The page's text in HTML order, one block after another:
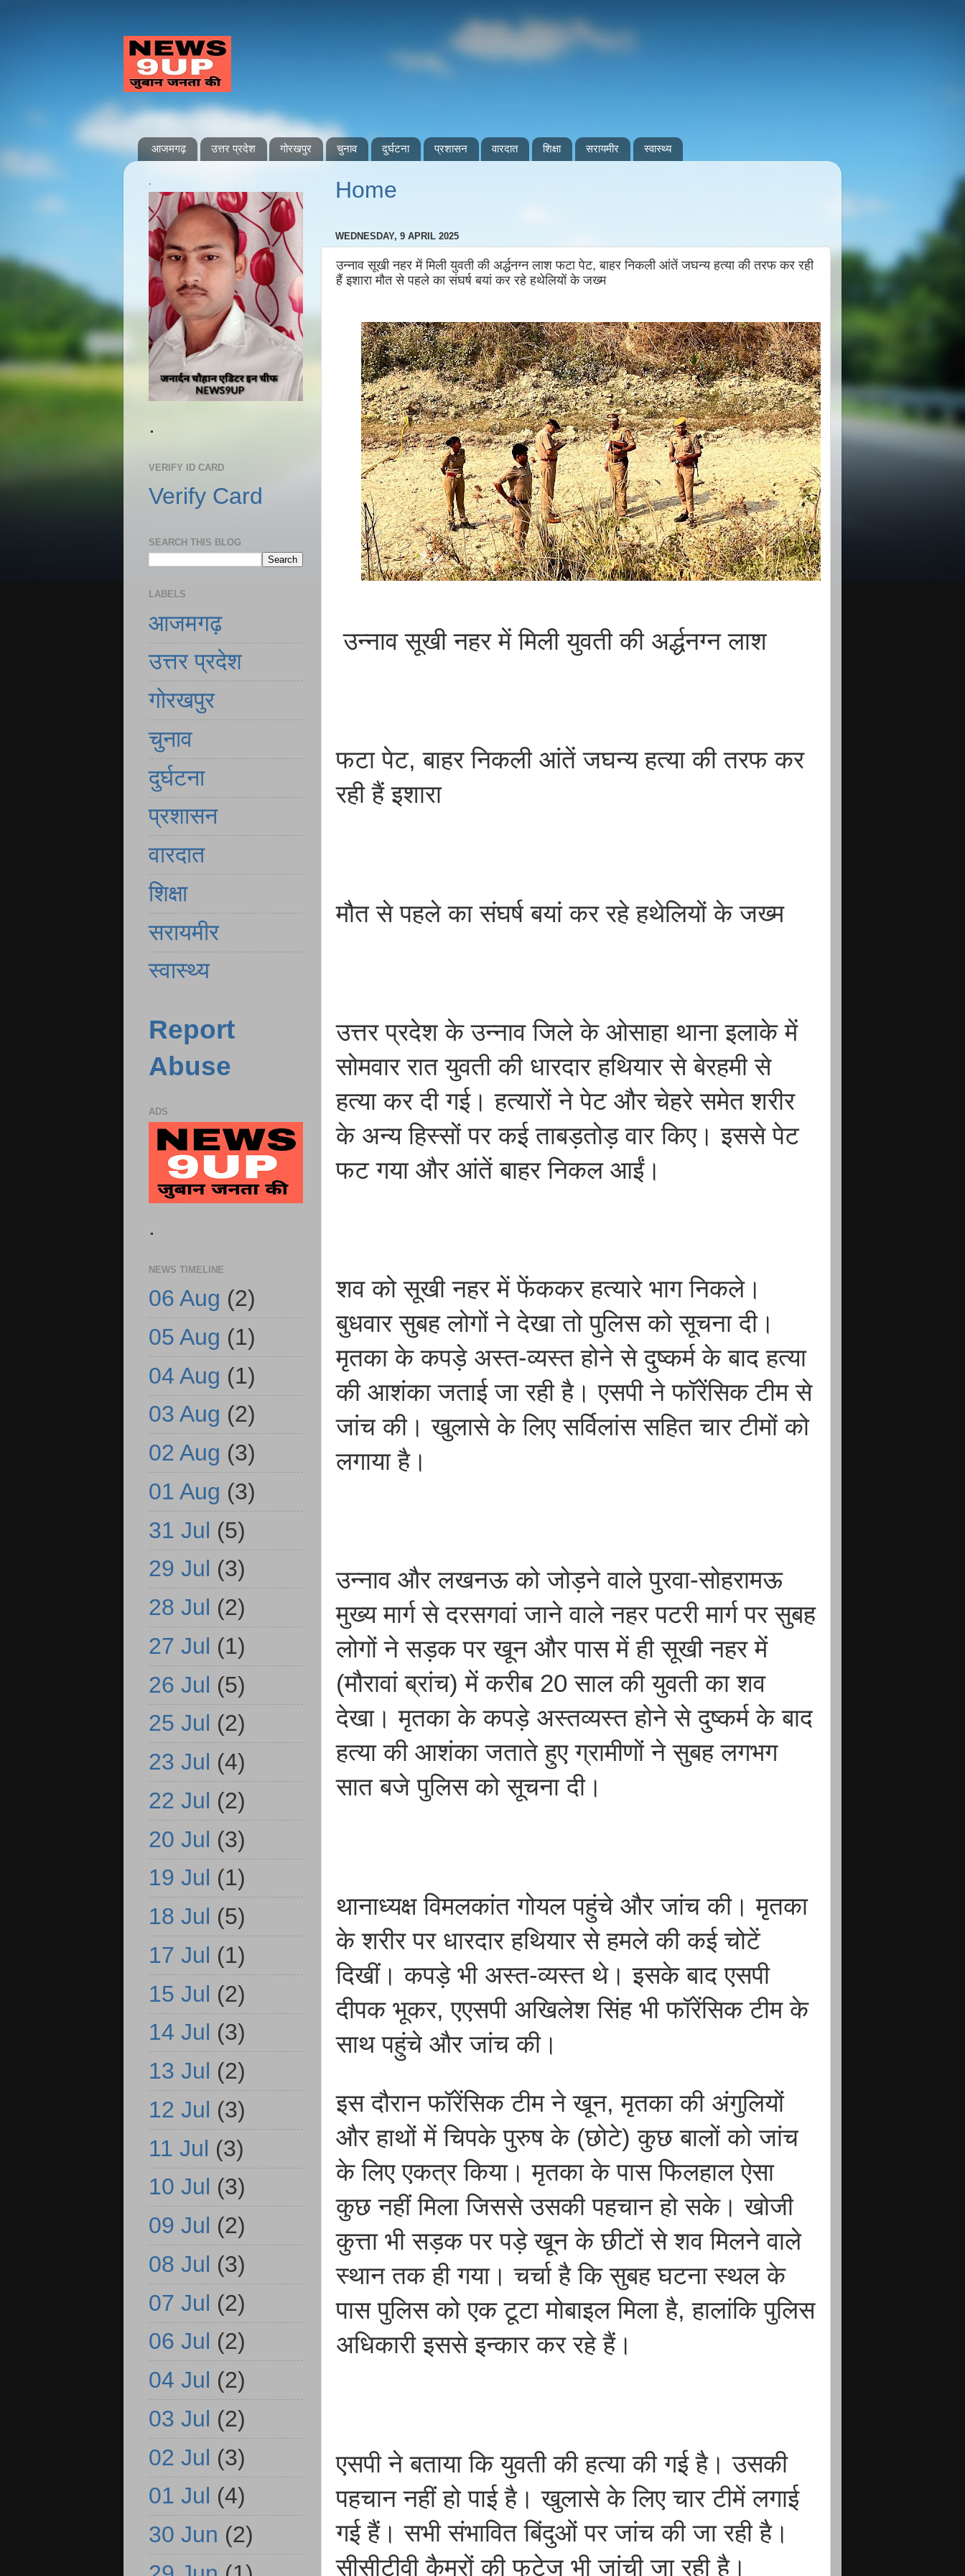
आजमगढ़ उत्तर प्रदेश गोरखपुर चुनाव दुर्घटना प्रशासन वारदात शिक्षा सरायमीर स्वास्थ्य
Home
WEDNESDAY, 9 APRIL 2025
उन्नाव सूखी नहर में मिली युवती की अर्द्धनग्न लाश फटा पेट, बाहर निकली आंतें जघन्य हत्या की तरफ कर रही
हैं इशारा मौत से पहले का संघर्ष बयां कर रहे हथेलियों के जख्म
उन्नाव सूखी नहर में मिली युवती की अर्द्धनग्न लाश
फटा पेट, बाहर निकली आंतें जघन्य हत्या की तरफ कर
रही हैं इशारा
मौत से पहले का संघर्ष बयां कर रहे हथेलियों के जख्म
उत्तर प्रदेश के उन्नाव जिले के ओसाहा थाना इलाके में
सोमवार रात युवती की धारदार हथियार से बेरहमी से
हत्या कर दी गई। हत्यारों ने पेट और चेहरे समेत शरीर
के अन्य हिस्सों पर कई ताबड़तोड़ वार किए। इससे पेट
फट गया और आंतें बाहर निकल आईं।
शव को सूखी नहर में फेंककर हत्यारे भाग निकले।
बुधवार सुबह लोगों ने देखा तो पुलिस को सूचना दी।
मृतका के कपड़े अस्त-व्यस्त होने से दुष्कर्म के बाद हत्या
की आशंका जताई जा रही है। एसपी ने फॉरेंसिक टीम से
जांच की। खुलासे के लिए सर्विलांस सहित चार टीमों को
लगाया है।
उन्नाव और लखनऊ को जोड़ने वाले पुरवा-सोहरामऊ
मुख्य मार्ग से दरसगवां जाने वाले नहर पटरी मार्ग पर सुबह
लोगों ने सड़क पर खून और पास में ही सूखी नहर में
(मौरावां ब्रांच) में करीब 20 साल की युवती का शव
देखा। मृतका के कपड़े अस्तव्यस्त होने से दुष्कर्म के बाद
हत्या की आशंका जताते हुए ग्रामीणों ने सुबह लगभग
सात बजे पुलिस को सूचना दी।
थानाध्यक्ष विमलकांत गोयल पहुंचे और जांच की। मृतका
के शरीर पर धारदार हथियार से हमले की कई चोटें
दिखीं। कपड़े भी अस्त-व्यस्त थे। इसके बाद एसपी
दीपक भूकर, एएसपी अखिलेश सिंह भी फॉरेंसिक टीम के
साथ पहुंचे और जांच की।
इस दौरान फॉरेंसिक टीम ने खून, मृतका की अंगुलियों
और हाथों में चिपके पुरुष के (छोटे) कुछ बालों को जांच
के लिए एकत्र किया। मृतका के पास फिलहाल ऐसा
कुछ नहीं मिला जिससे उसकी पहचान हो सके। खोजी
कुत्ता भी सड़क पर पड़े खून के छीटों से शव मिलने वाले
स्थान तक ही गया। चर्चा है कि सुबह घटना स्थल के
पास पुलिस को एक टूटा मोबाइल मिला है, हालांकि पुलिस
अधिकारी इससे इन्कार कर रहे हैं।
एसपी ने बताया कि युवती की हत्या की गई है। उसकी
पहचान नहीं हो पाई है। खुलासे के लिए चार टीमें लगाई
गई हैं। सभी संभावित बिंदुओं पर जांच की जा रही है।
सीसीटीवी कैमरों की फुटेज भी जांची जा रही है।
.
.
VERIFY ID CARD
Verify Card
SEARCH THIS BLOG
LABELS
आजमगढ़
उत्तर प्रदेश
गोरखपुर
चुनाव
दुर्घटना
प्रशासन
वारदात
शिक्षा
सरायमीर
स्वास्थ्य
Report
Abuse
ADS
.
NEWS TIMELINE
06 Aug (2)
05 Aug (1)
04 Aug (1)
03 Aug (2)
02 Aug (3)
01 Aug (3)
31 Jul (5)
29 Jul (3)
28 Jul (2)
27 Jul (1)
26 Jul (5)
25 Jul (2)
23 Jul (4)
22 Jul (2)
20 Jul (3)
19 Jul (1)
18 Jul (5)
17 Jul (1)
15 Jul (2)
14 Jul (3)
13 Jul (2)
12 Jul (3)
11 Jul (3)
10 Jul (3)
09 Jul (2)
08 Jul (3)
07 Jul (2)
06 Jul (2)
04 Jul (2)
03 Jul (2)
02 Jul (3)
01 Jul (4)
30 Jun (2)